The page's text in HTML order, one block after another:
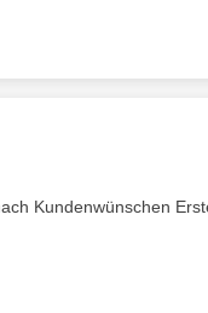
Kundenwünschen